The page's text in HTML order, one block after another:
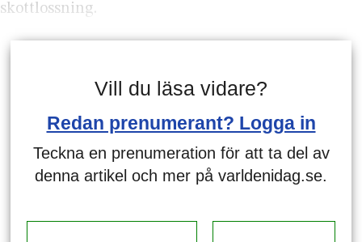
skottlossning.
Vill du läsa vidare?
Redan prenumerant? Logga in
Teckna en prenumeration för att ta del av
denna artikel och mer på varldenidag.se.